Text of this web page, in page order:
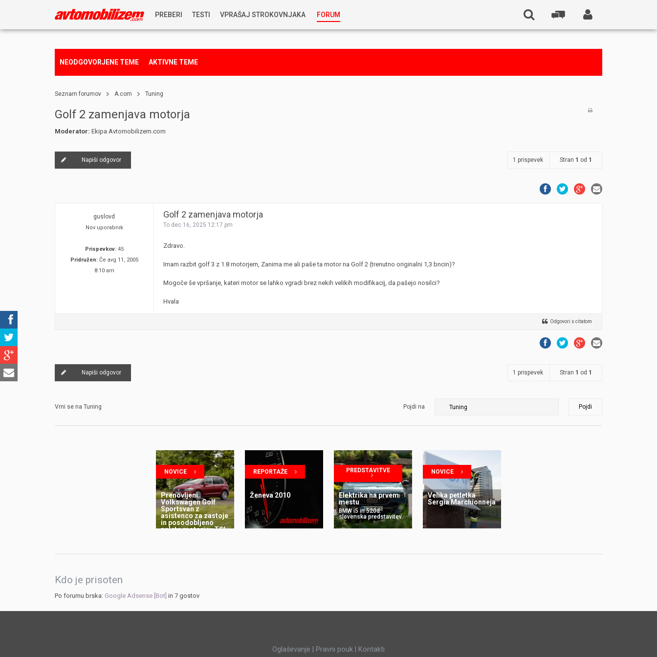
PREBERI
NAGRADNA IGRA
TESTI VPRAŠAJ STROKOVNJAKA
KOSTJA PRIHODA
HIBRIDNA TEHNIKA
JERNEJ BOLKA
ŽIGA HABJAN
FORUM
NEODGOVORJENE TEME AKTIVNE TEME
Seznam forumov A.com Tuning
Golf 2 zamenjava motorja
Moderator: Ekipa Avtomobilizem.com
Napiši odgovor 1 prispevek Stran 1 od 1
guslovd
Nov uporabnik
Prispevkov:45
Pridružen:Če avg 11, 2005
8:10 am
Golf 2 zamenjava motorja
To dec 16, 2025 12:17 pm
Zdravo.
Imam razbit golf 3 z 1.8 motorjem, Zanima me ali paše ta motor na Golf 2 (trenutno originalni 1,3 bncin)?
Mogoče še vpršanje, kateri motor se lahko vgradi brez nekih velikih modifikacij, da pašejo nosilci?
Hvala
Odgovori s citatom
Napiši odgovor 1 prispevek Stran 1 od 1
Vrni se na Tuning Pojdi na Pojdi
NOVICE
Prenovljeni
Volkswagen Golf
Sportsvan z
asistenco za zastoje
in posodobljeno
paleto motorjev TSI
REPORTAŽE
Ženeva 2010
PREDSTAVITVE
Elektrika na prvem
mestu
BMW i5 in 520d:
slovenska predstavitev
NOVICE
Velika petletka
Sergia Marchionneja
Kdo je prisoten
Po forumu brska: Google Adsense [Bot] in 7 gostov
Oglaševanje Pravni pouk Kontakti